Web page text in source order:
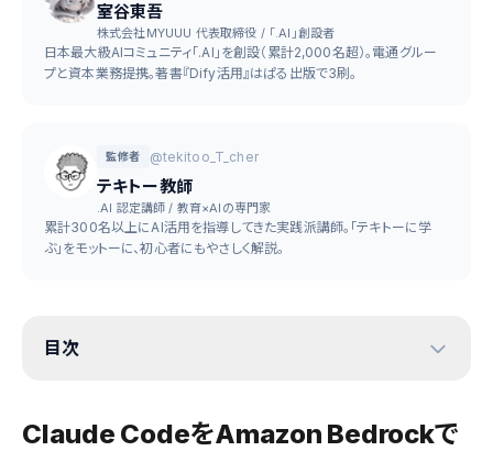
室谷東吾
株式会社MYUUU 代表取締役 / 「.AI」創設者
日本最大級AIコミュニティ「.AI」を創設（累計2,000名超）。電通グルー
プと資本業務提携。著書『Dify活用』はぱる出版で3刷。
監修者 @tekitoo_T_cher
テキトー教師
.AI 認定講師 / 教育×AIの専門家
累計300名以上にAI活用を指導してきた実践派講師。「テキトーに学
ぶ」をモットーに、初心者にもやさしく解説。
目次
Claude CodeをAmazon Bedrockで